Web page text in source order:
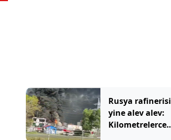
Rusya rafinerisi
yine alev alev:
Kilometrelerce